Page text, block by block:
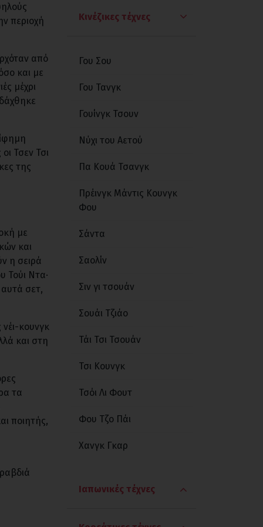
περιοχή
από
και με
μέχρι
Τσεν Τσι
της
με
και
η σειρά
Τούι Ντα·
σετ,
κουνγκ
και στη
τα
ποιητής,
Παγκράτιο
Πυγμαχία
Κινέζικες τέχνες
Γου Σου
Γου Τανγκ
Γουίνγκ Τσουν
Νύχι του Αετού
Πα Κουά Τσανγκ
Πρέινγκ Μάντις Κουνγκ
Φου
Σάντα
Σαολίν
Σιν γι τσουάν
Σουάι Τζιάο
Τάι Τσι Τσουάν
Τσι Κουνγκ
Τσόι Λι Φουτ
Φου Τζο Πάι
Χανγκ Γκαρ
Ιαπωνικές τέχνες
Αϊκίντο